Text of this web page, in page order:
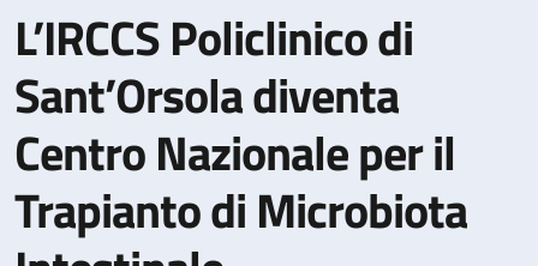
L’IRCCS Policlinico di
Sant’Orsola diventa
Centro Nazionale per il
Trapianto di Microbiota